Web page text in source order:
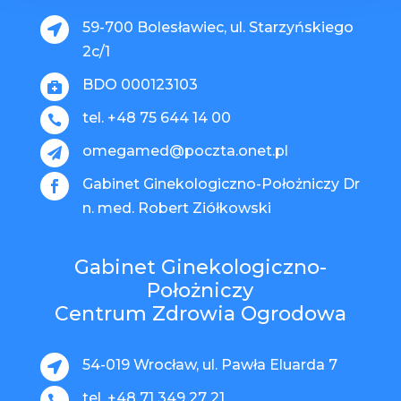

59-700 Bolesławiec, ul. Starzyńskiego
2c/1
 BDO 000123103
 tel. +48 75 644 14 00
 omegamed@poczta.onet.pl

Gabinet Ginekologiczno-Położniczy Dr
n. med. Robert Ziółkowski
Gabinet Ginekologiczno-
Położniczy
Centrum Zdrowia Ogrodowa
 54-019 Wrocław, ul. Pawła Eluarda 7